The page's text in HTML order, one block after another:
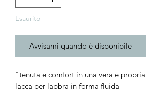
Esaurito
Avvisami quando è disponibile
"tenuta e comfort in una vera e propria
lacca per labbra in forma fluida